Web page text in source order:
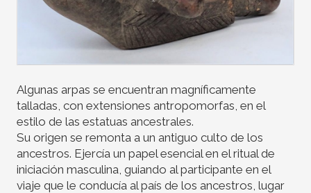
Algunas arpas se encuentran magníficamente
talladas, con extensiones antropomorfas, en el
estilo de las estatuas ancestrales.
Su origen se remonta a un antiguo culto de los
ancestros. Ejercía un papel esencial en el ritual de
iniciación masculina, guiando al participante en el
viaje que le conducía al país de los ancestros, lugar